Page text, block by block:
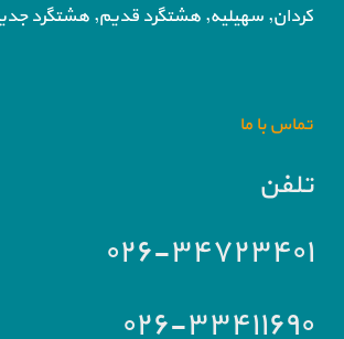
کردان, سهیلیه, هشتگرد قدیم, هشتگرد
تماس با ما
تلفن
۰۲۶-۳۴۷۲۳۴۰۱
۰۲۶-۳۳۴۱۱۶۹۰